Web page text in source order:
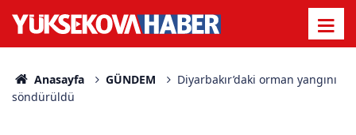
Anasayfa GÜNDEM
Diyarbakır’daki orman yangını
söndürüldü